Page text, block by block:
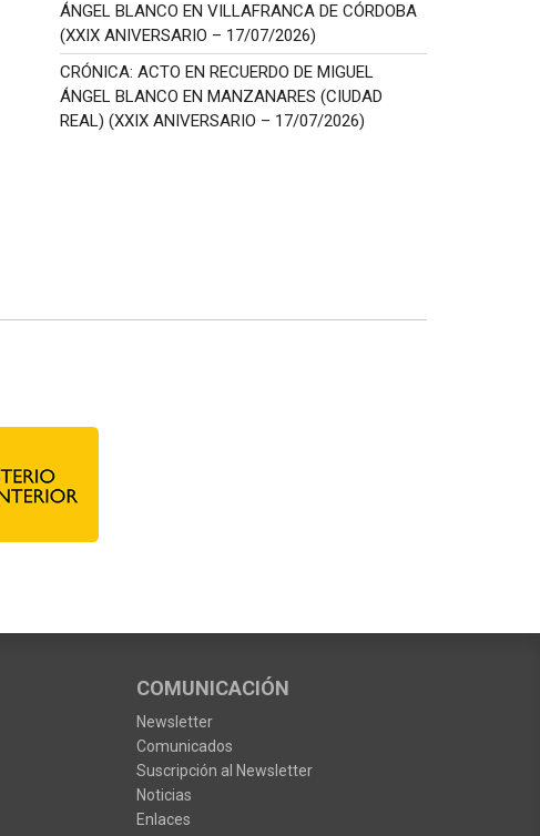
ÁNGEL BLANCO EN VILLAFRANCA DE CÓRDOBA
(XXIX ANIVERSARIO – 17/07/2026)
CRÓNICA: ACTO EN RECUERDO DE MIGUEL
ÁNGEL BLANCO EN MANZANARES (CIUDAD
REAL) (XXIX ANIVERSARIO – 17/07/2026)
COMUNICACIÓN
Newsletter
Comunicados
Suscripción al Newsletter
Noticias
Enlaces